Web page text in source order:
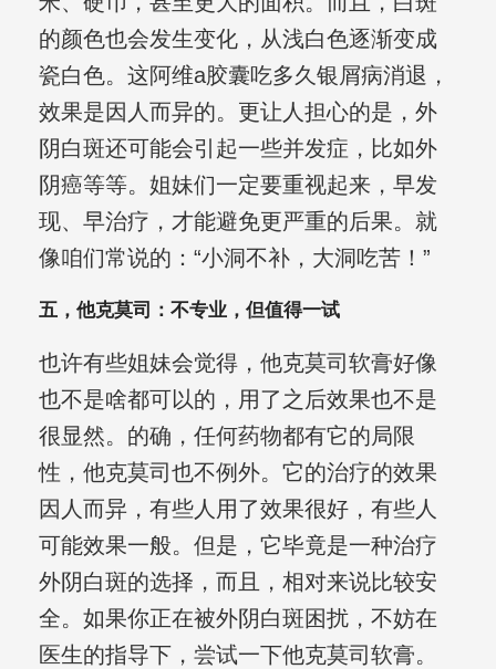
的颜色也会发生变化，从浅白色逐渐变成
瓷白色。这阿维a胶囊吃多久银屑病消退，
效果是因人而异的。更让人担心的是，外
阴白斑还可能会引起一些并发症，比如外
阴癌等等。姐妹们一定要重视起来，早发
现、早治疗，才能避免更严重的后果。就
像咱们常说的：“小洞不补，大洞吃苦！”
五，他克莫司：不专业，但值得一试
也许有些姐妹会觉得，他克莫司软膏好像
也不是啥都可以的，用了之后效果也不是
很显然。的确，任何药物都有它的局限
性，他克莫司也不例外。它的治疗的效果
因人而异，有些人用了效果很好，有些人
可能效果一般。但是，它毕竟是一种治疗
外阴白斑的选择，而且，相对来说比较安
全。如果你正在被外阴白斑困扰，不妨在
医生的指导下，尝试一下他克莫司软膏。